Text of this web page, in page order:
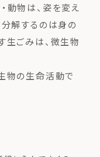
動物は、姿を変え
分解するのは身の
生ごみは、微生物
物の生命活動で